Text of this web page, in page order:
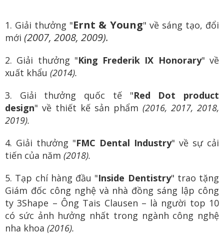
1. Giải thưởng "Ernt & Young" về sáng tạo, đổi
mới (2007, 2008, 2009).
2. Giải thưởng "King Frederik IX Honorary" về
xuất khẩu (2014).
3. Giải thưởng quốc tế "Red Dot product
design" về thiết kế sản phẩm (2016, 2017, 2018,
2019).
4. Giải thưởng "FMC Dental Industry" về sự cải
tiến của năm (2018).
5. Tạp chí hàng đầu "Inside Dentistry" trao tặng
Giám đốc công nghệ và nhà đồng sáng lập công
ty 3Shape – Ông Tais Clausen – là người top 10
có sức ảnh hưởng nhất trong ngành công nghệ
nha khoa (2016).